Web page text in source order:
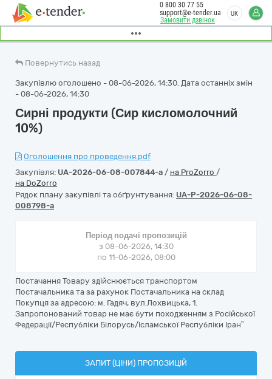
Замовити дзвінок
0 800 30 77 55
support@e-tender.ua
UK
Повернутись назад
Закупівлю оголошено - 08-06-2026, 14:30. Дата останніх змін
- 08-06-2026, 14:30
Сирні продукти (Сир кисломолочний
10%)
Оголошення про проведення.pdf
Закупівля: UA-2026-06-08-007844-a / на ProZorro /
на DoZorro
Рядок плану закупівлі та обґрунтування: UA-P-2026-06-08-
008798-a
Період подачі пропозицій
з 08-06-2026, 14:30
по 11-06-2026, 08:00
Постачання Товару здійснюється транспортом
Постачальника та за рахунок Постачальника на склад
Покупця за адресою: м. Гадяч, вул.Лохвицька, 1.
Запропонований товар не має бути походженням з Російської
Федерації/Республіки Білорусь/Ісламської Республіки Іран”
ЗАПИТ (ЦІНИ) ПРОПОЗИЦІЙ